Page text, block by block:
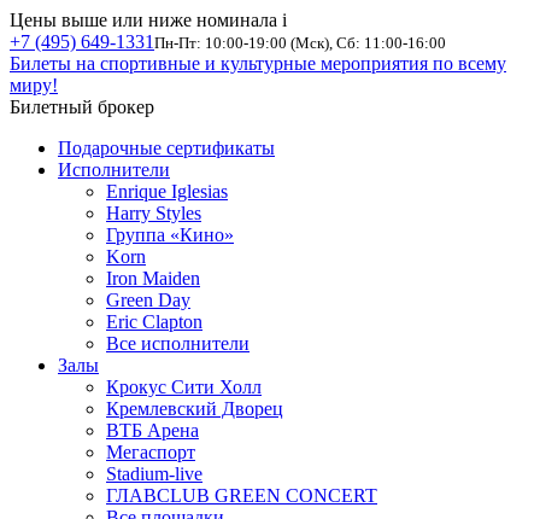
Цены выше или ниже номинала i
+7 (495) 649-1331 Пн-Пт: 10:00-19:00 (Мск), Сб: 11:00-16:00
Билеты на спортивные и культурные мероприятия по всему
миру!
Билетный брокер
Подарочные сертификаты
Исполнители
Enrique Iglesias
Harry Styles
Группа «Кино»
Korn
Iron Maiden
Green Day
Eric Clapton
Все исполнители
Залы
Крокус Сити Холл
Кремлевский Дворец
ВТБ Арена
Мегаспорт
Stadium-live
ГЛАВCLUB GREEN CONCERT